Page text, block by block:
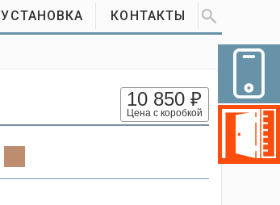
УСТАНОВКА КОНТАКТЫ
10 850 ₽
Цена с коробкой